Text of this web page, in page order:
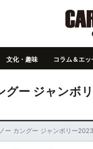
文化・趣味 コラム＆エッ
グー ジャンボ
ー カングー ジャンボリー